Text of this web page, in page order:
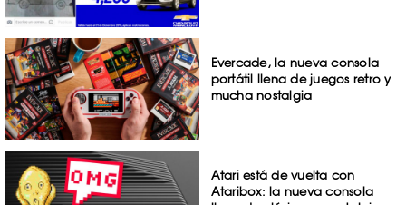
Evercade, la nueva consola
portátil llena de juegos retro y
mucha nostalgia
Atari está de vuelta con
Ataribox: la nueva consola